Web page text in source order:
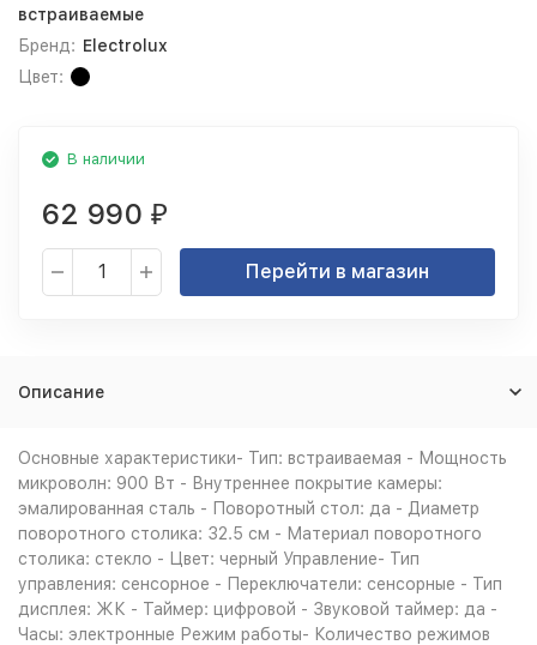
встраиваемые
Бренд: Electrolux
Цвет:
В наличии
62 990 ₽
Перейти в магазин
Описание
Основные характеристики- Тип: встраиваемая - Мощность
микроволн: 900 Вт - Внутреннее покрытие камеры:
эмалированная сталь - Поворотный стол: да - Диаметр
поворотного столика: 32.5 см - Материал поворотного
столика: стекло - Цвет: черный Управление- Тип
управления: сенсорное - Переключатели: сенсорные - Тип
дисплея: ЖК - Таймер: цифровой - Звуковой таймер: да -
Часы: электронные Режим работы- Количество режимов